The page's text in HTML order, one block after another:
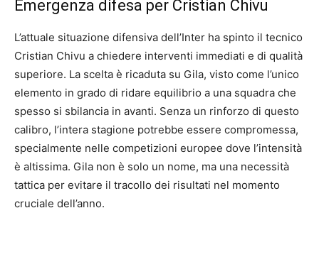
Emergenza difesa per Cristian Chivu
L’attuale situazione difensiva dell’Inter ha spinto il tecnico
Cristian Chivu a chiedere interventi immediati e di qualità
superiore. La scelta è ricaduta su Gila, visto come l’unico
elemento in grado di ridare equilibrio a una squadra che
spesso si sbilancia in avanti. Senza un rinforzo di questo
calibro, l’intera stagione potrebbe essere compromessa,
specialmente nelle competizioni europee dove l’intensità
è altissima. Gila non è solo un nome, ma una necessità
tattica per evitare il tracollo dei risultati nel momento
cruciale dell’anno.